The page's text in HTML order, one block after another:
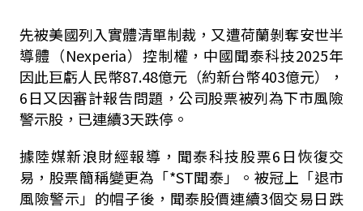
先被美國列入實體清單制裁，又遭荷蘭剝奪安世半
導體（Nexperia）控制權，中國聞泰科技2025年
因此巨虧人民幣87.48億元（約新台幣403億元），
6日又因審計報告問題，公司股票被列為下市風險
警示股，已連續3天跌停。
據陸媒新浪財經報導，聞泰科技股票6日恢復交
易，股票簡稱變更為「*ST聞泰」。被冠上「退市
風險警示」的帽子後，聞泰股價連續3個交易日跌